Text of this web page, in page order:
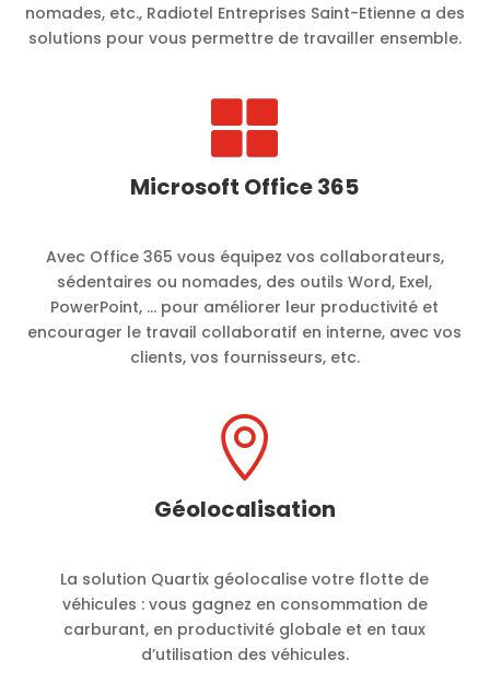
nomades, etc., Radiotel Entreprises Saint-Etienne a des
solutions pour vous permettre de travailler ensemble.

Microsoft Office 365
Avec Office 365 vous équipez vos collaborateurs,
sédentaires ou nomades, des outils Word, Exel,
PowerPoint, … pour améliorer leur productivité et
encourager le travail collaboratif en interne, avec vos
clients, vos fournisseurs, etc.

Géolocalisation
La solution Quartix géolocalise votre flotte de
véhicules : vous gagnez en consommation de
carburant, en productivité globale et en taux
d’utilisation des véhicules.